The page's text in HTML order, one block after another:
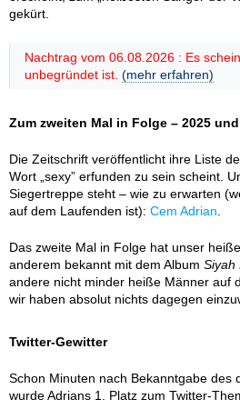
gekürt.
Nachtrag vom 06.08.2026 : Es
unbegründet ist. (mehr erfahren)
Zum zweiten Mal in Folge – 2025
Die Zeitschrift veröffentlicht ihre Liste
Wort „sexy” erfunden zu sein scheint.
Siegertreppe steht – wie zu erwarten
auf dem Laufenden ist): Cem Adrian
Das zweite Mal in Folge hat unser
anderem bekannt mit dem Album Siyah
andere nicht minder heiße Männer auf
wir haben absolut nichts dagegen
Twitter-Gewitter
Schon Minuten nach Bekanntgabe des
wurde Adrians 1. Platz zum Twitter-